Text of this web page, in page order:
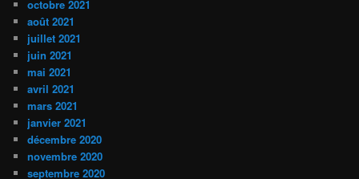
octobre 2021
août 2021
juillet 2021
juin 2021
mai 2021
avril 2021
mars 2021
janvier 2021
décembre 2020
novembre 2020
septembre 2020